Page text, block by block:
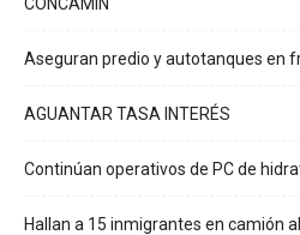
Aseguran predio y autotanques en
AGUANTAR TASA INTERÉS
Continúan operativos de PC de
Hallan a 15 inmigrantes en camión